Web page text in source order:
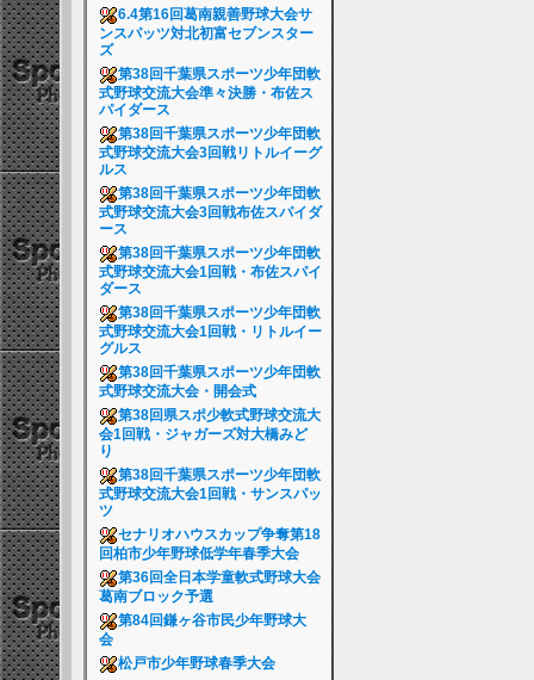
6.4第16回葛南親善野球大会サ
ンスパッツ対北初富セブンスター
ズ
第38回千葉県スポーツ少年団軟
式野球交流大会準々決勝・布佐ス
パイダース
第38回千葉県スポーツ少年団軟
式野球交流大会3回戦リトルイーグ
ルス
第38回千葉県スポーツ少年団軟
式野球交流大会3回戦布佐スパイダ
ース
第38回千葉県スポーツ少年団軟
式野球交流大会1回戦・布佐スパイ
ダース
第38回千葉県スポーツ少年団軟
式野球交流大会1回戦・リトルイー
グルス
第38回千葉県スポーツ少年団軟
式野球交流大会・開会式
第38回県スポ少軟式野球交流大
会1回戦・ジャガーズ対大橋みど
り
第38回千葉県スポーツ少年団軟
式野球交流大会1回戦・サンスパッ
ツ
セナリオハウスカップ争奪第18
回柏市少年野球低学年春季大会
第36回全日本学童軟式野球大会
葛南ブロック予選
第84回鎌ヶ谷市民少年野球大
会
松戸市少年野球春季大会